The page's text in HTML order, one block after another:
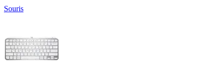
Souris